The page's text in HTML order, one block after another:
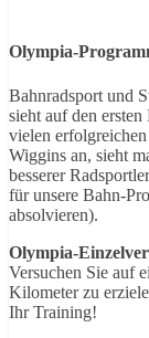
Olympia-
Bahnradsport und
sieht auf den
vielen
Wiggins an, sieht
besserer
für unsere Bahn-
absolvieren).
Olympia-
Versuchen Sie auf
Kilometer zu
Ihr Training!